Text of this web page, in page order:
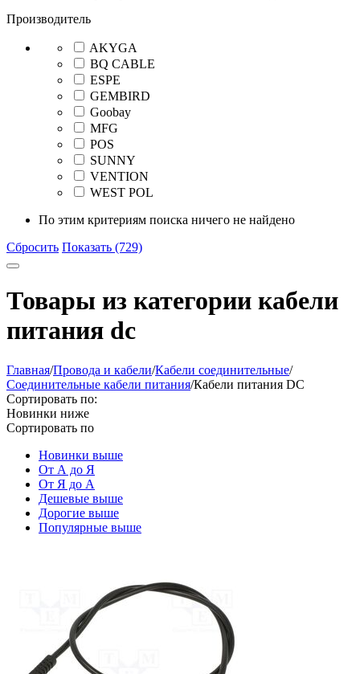
Производитель
AKYGA
BQ CABLE
ESPE
GEMBIRD
Goobay
MFG
POS
SUNNY
VENTION
WEST POL
По этим критериям поиска ничего не найдено
Сбросить Показать (729)
Товары из категории кабели
питания dc
Главная/Провода и кабели/Кабели соединительные/
Соединительные кабели питания/Кабели питания DC
Сортировать по:
Новинки ниже
Сортировать по
Новинки выше
От А до Я
От Я до А
Дешевые выше
Дорогие выше
Популярные выше